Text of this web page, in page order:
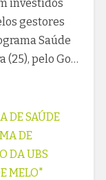
investidos
gestores
Saúde
(25), pelo Go…
DE SAÚDE
DE
DA UBS
MELO"